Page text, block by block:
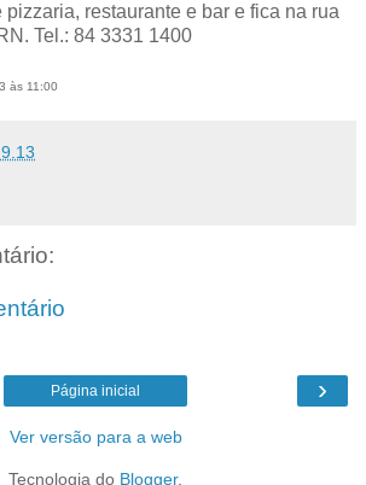
restaurante e bar e fica na rua
Tel.: 84 3331 1400
às 11:00
›
Página inicial
Ver versão para a web
Tecnologia do Blogger.